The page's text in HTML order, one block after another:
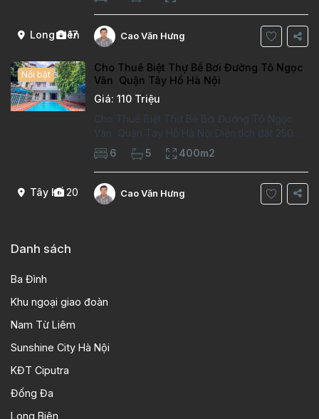
Long Biên
17
trường việt pháp Ngôi nhà được thiết kế theo
kiểu phát cổ,trong khu dân
Cao Văn Hưng
Tây Hồ20
Nổi bật
Cho Thuê Biệt Thự Bể Bơi Đường Tô Ngọc
Vân Quận Tây Hồ Hà Nội
Giá: 110 Triệu
Cho Thuê Biệt Thự Bể Bơi Đường Tô Ngọc
Vân Quận Tây Hồ Hà Nội Diện tích đất 250m2
Diện tích xây dựng 100m2 Xây 4 tầng, 6
phòng ngủ 5 phòng tắm Tầng 1, , phòng
khách , phòng bếp-1wc Tầng 2, 2 phòng
6 5 400m2
Cao Văn Hưng
Danh sách
Ba Đình
Khu ngoại giao đoàn
Nam Từ Liêm
Sunshine City Hà Nội
KĐT Ciputra
Đống Đa
Long Biên